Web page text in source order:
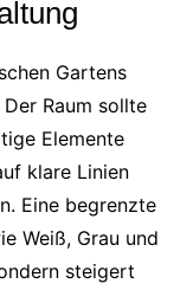
Gartens
Raum sollte
Elemente
klare Linien
Eine begrenzte
Weiß, Grau und
steigert